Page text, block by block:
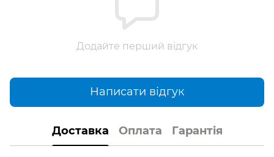
Додайте перший відгук
Написати відгук
Доставка Оплата Гарантія